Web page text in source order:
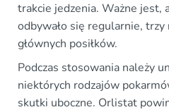
trakcie jedzenia. Ważne jest,
odbywało się regularnie,
głównych posiłków.
Podczas stosowania należy
niektórych rodzajów
skutki uboczne. Orlistat